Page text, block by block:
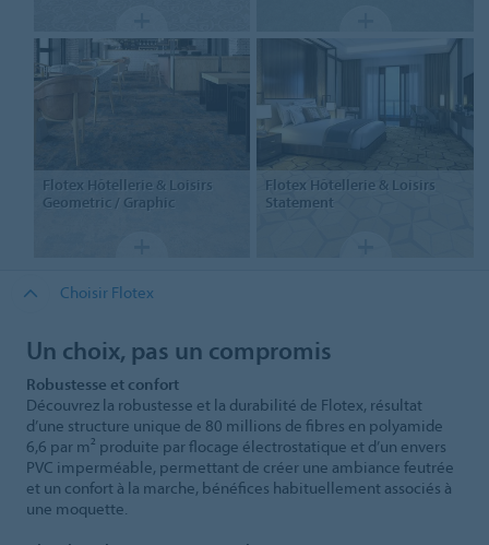
Flotex Hôtellerie & Loisirs
Geometric / Graphic
Flotex Hôtellerie & Loisirs
Statement
Choisir Flotex
Un choix, pas un compromis
Robustesse et confort
Découvrez la robustesse et la durabilité de Flotex, résultat
d’une structure unique de 80 millions de fibres en polyamide
6,6 par m² produite par flocage électrostatique et d’un envers
PVC imperméable, permettant de créer une ambiance feutrée
et un confort à la marche, bénéfices habituellement associés à
une moquette.